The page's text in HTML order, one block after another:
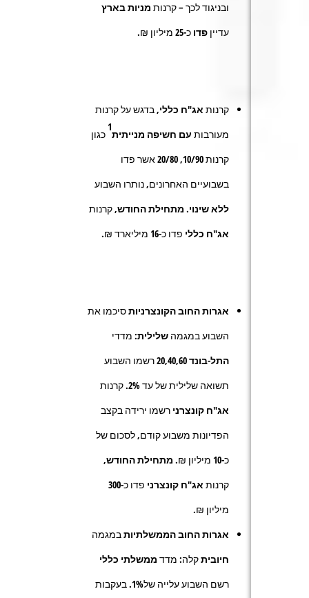
ובניגוד לכך – קרנות מניות בארץ
עדיין פדו כ-25 מיליון ₪.
קרנות אג"ח כללי, בדגש על קרנות
מעורבות עם חשיפה מנייתית
1
כגון
קרנות10/90
,
20/80אשר פדו
בשבועיים האחרונים, נותרו השבוע
ללא שינוי. מתחילת החודש,קרנות
אג"ח כללי פדו כ-16 מיליארד ₪.
אגרות החוב הקונצרניותסיכמו את
השבוע במגמה שלילית: מדדי
התל-בונד20,40,60רשמו השבוע
תשואה שלילית של עד2%. קרנות
אג"ח קונצרני רשמו ירידה בקצב
הפדיונות משבוע קודם, לסכום של
כ-10 מיליון ₪. מתחילת החודש,
קרנות אג"ח קונצרני פדו כ-300
מיליון ₪.
אגרות החוב הממשלתיותבמגמה
חיוביתקלה: מדד ממשלתי כללי
רשם השבוע עלייה של1%. בעקבות